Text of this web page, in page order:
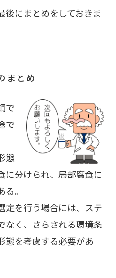
後にまとめをしておきま
まとめ
で
で
態
に分けられ、局部腐食に
。
定を行う場合には、ステ
なく、さらされる環境条
態を考慮する必要があ